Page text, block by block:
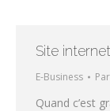
Site
E-Business Par
Quand c’est